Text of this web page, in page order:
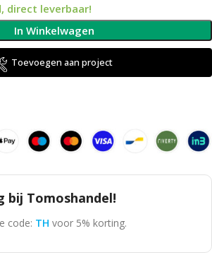
direct leverbaar!
In Winkelwagen
Toevoegen aan project
bij Tomoshandel!
code: TH voor 5% korting.